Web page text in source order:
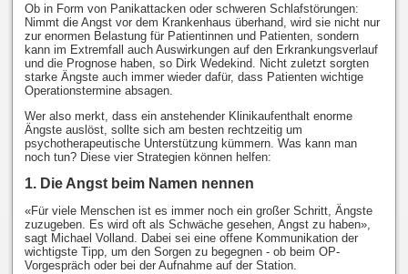
Ob in Form von Panikattacken oder schweren Schlafstörungen:
Nimmt die Angst vor dem Krankenhaus überhand, wird sie nicht nur
zur enormen Belastung für Patientinnen und Patienten, sondern
kann im Extremfall auch Auswirkungen auf den Erkrankungsverlauf
und die Prognose haben, so Dirk Wedekind. Nicht zuletzt sorgten
starke Ängste auch immer wieder dafür, dass Patienten wichtige
Operationstermine absagen.
Wer also merkt, dass ein anstehender Klinikaufenthalt enorme
Ängste auslöst, sollte sich am besten rechtzeitig um
psychotherapeutische Unterstützung kümmern. Was kann man
noch tun? Diese vier Strategien können helfen:
1. Die Angst beim Namen nennen
«Für viele Menschen ist es immer noch ein großer Schritt, Ängste
zuzugeben. Es wird oft als Schwäche gesehen, Angst zu haben»,
sagt Michael Volland. Dabei sei eine offene Kommunikation der
wichtigste Tipp, um den Sorgen zu begegnen - ob beim OP-
Vorgespräch oder bei der Aufnahme auf der Station.